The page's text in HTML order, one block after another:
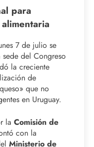
para
7 de julio se
del Congreso
la creciente
de
que no
en Uruguay.
la Comisión de
con la
Ministerio de